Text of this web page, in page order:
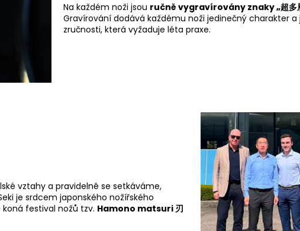
Na každém noži jsou ručně vygravírovány znaky „超多
Gravírování dodává každému noži jedinečný charakter
zručnosti, která vyžaduje léta praxe.
vztahy a pravidelně se setkáváme,
je srdcem japonského nožířského
festival nožů tzv. Hamono matsuri 刃